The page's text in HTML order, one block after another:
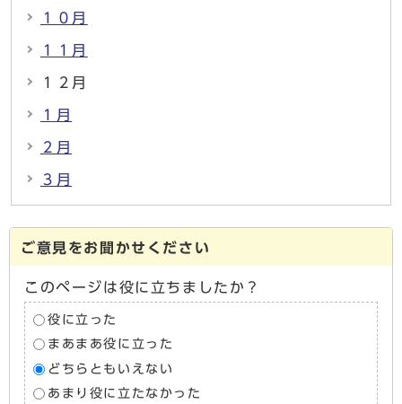
１０月
１１月
１２月
１月
２月
３月
ご意見をお聞かせください
このページは役に立ちましたか？
役に立った
まあまあ役に立った
どちらともいえない
あまり役に立たなかった